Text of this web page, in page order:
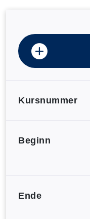
Kursnummer
Beginn
Ende